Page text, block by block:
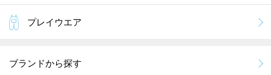
プレイウエア
ブランドから探す